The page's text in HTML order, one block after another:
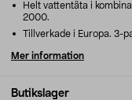
Butikslager
Helt vattentäta i
2000.
Tillverkade i Europa. 3-
Mer information